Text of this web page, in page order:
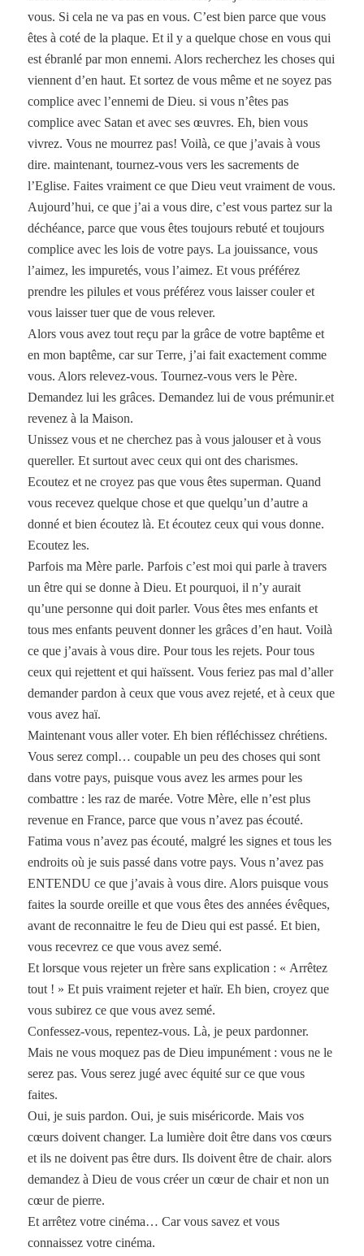
vous. Si cela ne va pas en vous. C’est bien parce que vous
êtes à coté de la plaque. Et il y a quelque chose en vous qui
est ébranlé par mon ennemi. Alors recherchez les choses qui
viennent d’en haut. Et sortez de vous même et ne soyez pas
complice avec l’ennemi de Dieu. si vous n’êtes pas
complice avec Satan et avec ses œuvres. Eh, bien vous
vivrez. Vous ne mourrez pas! Voilà, ce que j’avais à vous
dire. maintenant, tournez-vous vers les sacrements de
l’Eglise. Faites vraiment ce que Dieu veut vraiment de vous.
Aujourd’hui, ce que j’ai a vous dire, c’est vous partez sur la
déchéance, parce que vous êtes toujours rebuté et toujours
complice avec les lois de votre pays. La jouissance, vous
l’aimez, les impuretés, vous l’aimez. Et vous préférez
prendre les pilules et vous préférez vous laisser couler et
vous laisser tuer que de vous relever.
Alors vous avez tout reçu par la grâce de votre baptême et
en mon baptême, car sur Terre, j’ai fait exactement comme
vous. Alors relevez-vous. Tournez-vous vers le Père.
Demandez lui les grâces. Demandez lui de vous prémunir.et
revenez à la Maison.
Unissez vous et ne cherchez pas à vous jalouser et à vous
quereller. Et surtout avec ceux qui ont des charismes.
Ecoutez et ne croyez pas que vous êtes superman. Quand
vous recevez quelque chose et que quelqu’un d’autre a
donné et bien écoutez là. Et écoutez ceux qui vous donne.
Ecoutez les.
Parfois ma Mère parle. Parfois c’est moi qui parle à travers
un être qui se donne à Dieu. Et pourquoi, il n’y aurait
qu’une personne qui doit parler. Vous êtes mes enfants et
tous mes enfants peuvent donner les grâces d’en haut. Voilà
ce que j’avais à vous dire. Pour tous les rejets. Pour tous
ceux qui rejettent et qui haïssent. Vous feriez pas mal d’aller
demander pardon à ceux que vous avez rejeté, et à ceux que
vous avez haï.
Maintenant vous aller voter. Eh bien réfléchissez chrétiens.
Vous serez compl… coupable un peu des choses qui sont
dans votre pays, puisque vous avez les armes pour les
combattre : les raz de marée. Votre Mère, elle n’est plus
revenue en France, parce que vous n’avez pas écouté.
Fatima vous n’avez pas écouté, malgré les signes et tous les
endroits où je suis passé dans votre pays. Vous n’avez pas
ENTENDU ce que j’avais à vous dire. Alors puisque vous
faites la sourde oreille et que vous êtes des années évêques,
avant de reconnaitre le feu de Dieu qui est passé. Et bien,
vous recevrez ce que vous avez semé.
Et lorsque vous rejeter un frère sans explication : « Arrêtez
tout ! » Et puis vraiment rejeter et haïr. Eh bien, croyez que
vous subirez ce que vous avez semé.
Confessez-vous, repentez-vous. Là, je peux pardonner.
Mais ne vous moquez pas de Dieu impunément : vous ne le
serez pas. Vous serez jugé avec équité sur ce que vous
faites.
Oui, je suis pardon. Oui, je suis miséricorde. Mais vos
cœurs doivent changer. La lumière doit être dans vos cœurs
et ils ne doivent pas être durs. Ils doivent être de chair. alors
demandez à Dieu de vous créer un cœur de chair et non un
cœur de pierre.
Et arrêtez votre cinéma… Car vous savez et vous
connaissez votre cinéma.